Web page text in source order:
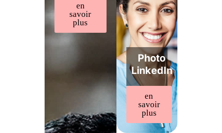
en
savoir
plus
Photo
LinkedIn
en
savoir
plus